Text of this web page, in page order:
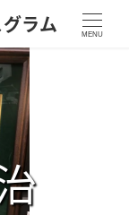
ラム MENU